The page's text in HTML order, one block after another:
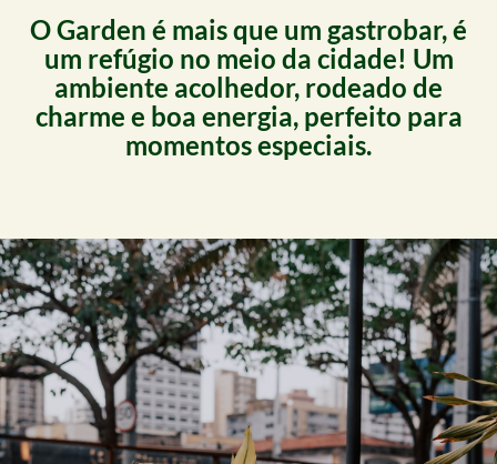
O Garden é mais que um gastrobar, é
um refúgio no meio da cidade! Um
ambiente acolhedor, rodeado de
charme e boa energia, perfeito para
momentos especiais.